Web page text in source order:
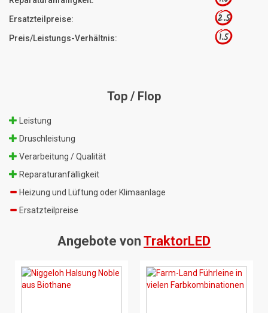
Ersatzteilpreise: 2.5
Preis/Leistungs-Verhältnis: 1.5
Top / Flop
Leistung
Druschleistung
Verarbeitung / Qualität
Reparaturanfälligkeit
Heizung und Lüftung oder Klimaanlage
Ersatzteilpreise
Angebote von TraktorLED